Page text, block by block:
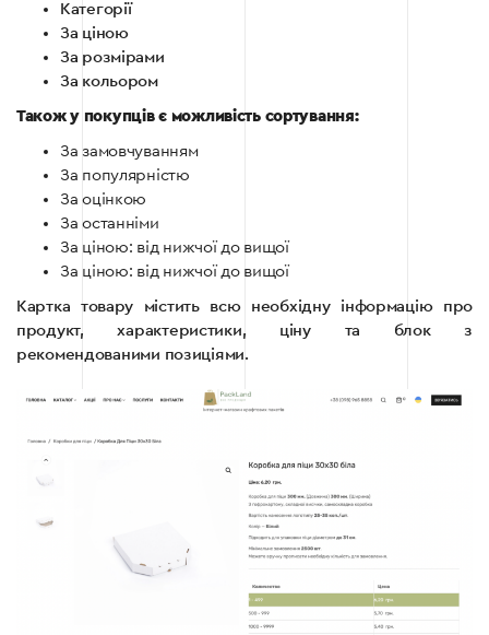
Категорії
За ціною
За розмірами
За кольором
Також у покупців є можливість сортування:
За замовчуванням
За популярністю
За оцінкою
За останніми
За ціною: від нижчої до вищої
За ціною: від нижчої до вищої
Картка товару містить всю необхідну інформацію про
продукт, характеристики, ціну та блок з
рекомендованими позиціями.